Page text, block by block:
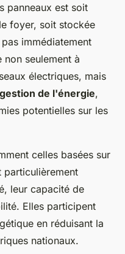
panneaux est soit
foyer, soit stockée
immédiatement
non seulement à
électriques, mais
gestion de l'énergie,
potentielles sur les
celles basées sur
particulièrement
leur capacité de
Elles participent
en réduisant la
nationaux.